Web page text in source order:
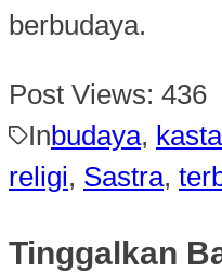
berbudaya.
Post Views: 436
Inbudaya, kasta
religi, Sastra,
Tinggalkan